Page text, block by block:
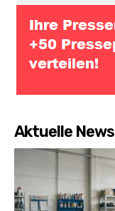
Aktuelle News